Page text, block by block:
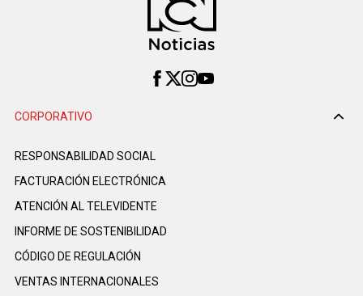
CORPORATIVO
RESPONSABILIDAD SOCIAL
FACTURACIÓN ELECTRÓNICA
ATENCIÓN AL TELEVIDENTE
INFORME DE SOSTENIBILIDAD
CÓDIGO DE REGULACIÓN
VENTAS INTERNACIONALES